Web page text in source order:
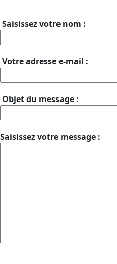
Saisissez votre nom :
Votre adresse e-mail :
Objet du message :
Saisissez votre message :